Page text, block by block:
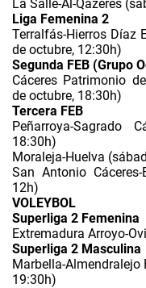
La Salle-Al-Qázeres
Liga Femenina 2
Terralfás-Hierros Díaz
de octubre, 12:30h)
Segunda FEB (Grupo
Cáceres Patrimonio
de octubre, 18:30h)
Tercera FEB
Peñarroya-Sagrado
18:30h)
Moraleja-Huelva
San Antonio
12h)
VOLEYBOL
Superliga 2 Femenina
Extremadura Arroyo-
Superliga 2 Masculina
Marbella-Almendralejo
19:30h)